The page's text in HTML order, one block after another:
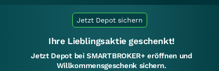
Jetzt Depot sichern
Ihre Lieblingsaktie geschenkt!
Jetzt Depot bei SMARTBROKER+ eröffnen und
Willkommensgeschenk sichern.